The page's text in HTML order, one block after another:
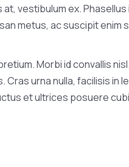
vestibulum ex.
metus, ac suscipit enim
Morbi id convallis
urna nulla, facilisis in
et ultrices posuere